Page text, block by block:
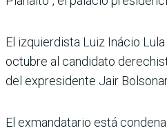
El izquierdista Luiz Inácio
octubre al candidato
del expresidente Jair
El exmandatario está